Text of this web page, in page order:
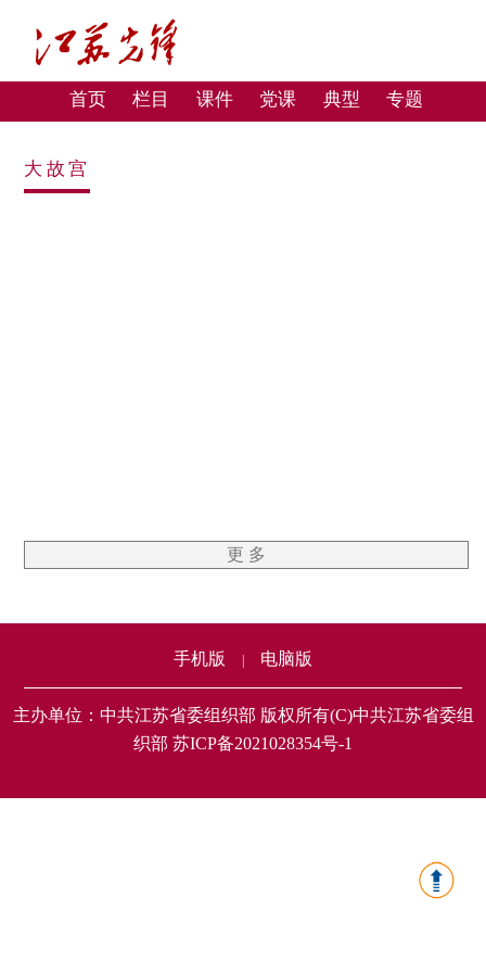
首页 栏目 课件 党课 典型 专题
大故宫
更 多
手机版 电脑版
主办单位：中共江苏省委组织部 版权所有(C)中共江苏省委组
织部 苏ICP备2021028354号-1